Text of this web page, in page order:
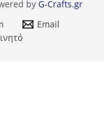
by G-Crafts.gr
Email